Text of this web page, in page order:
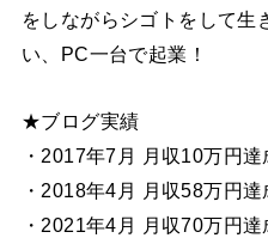
をしながらシゴトをして生
い、PC一台で起業！
★ブログ実績
・2017年7月 月収10万円達
・2018年4月 月収58万円達
・2021年4月 月収70万円達